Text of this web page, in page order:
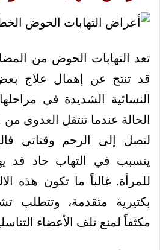
تعد التهابات الحوض من
قد تنتج عن إهمال علاج
النسائية الشديدة في
الحالة عندما تنتقل العدوى
لتصل إلى الرحم وقناتي
يتسبب في التهاب حاد قد
للمرأة. غالباً ما تكون هذه
بكتيرية متقدمة، وتتطلب
مكثفاً لمنع تلف الأعضاء